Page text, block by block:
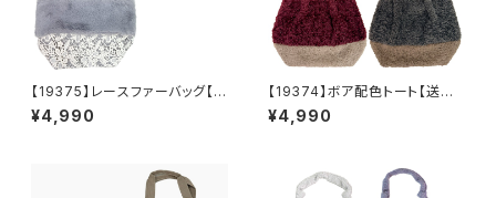
【19375】レースファーバッグ【送
料無料】秋冬バッグ 新作
¥4,990
【19374】ボア配色トート【送料
無料】秋冬バッグ 新作
¥4,990